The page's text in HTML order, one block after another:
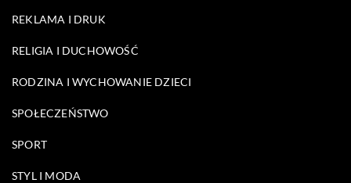
REKLAMA I DRUK
RELIGIA I DUCHOWOŚĆ
RODZINA I WYCHOWANIE DZIECI
SPOŁECZEŃSTWO
SPORT
STYL I MODA